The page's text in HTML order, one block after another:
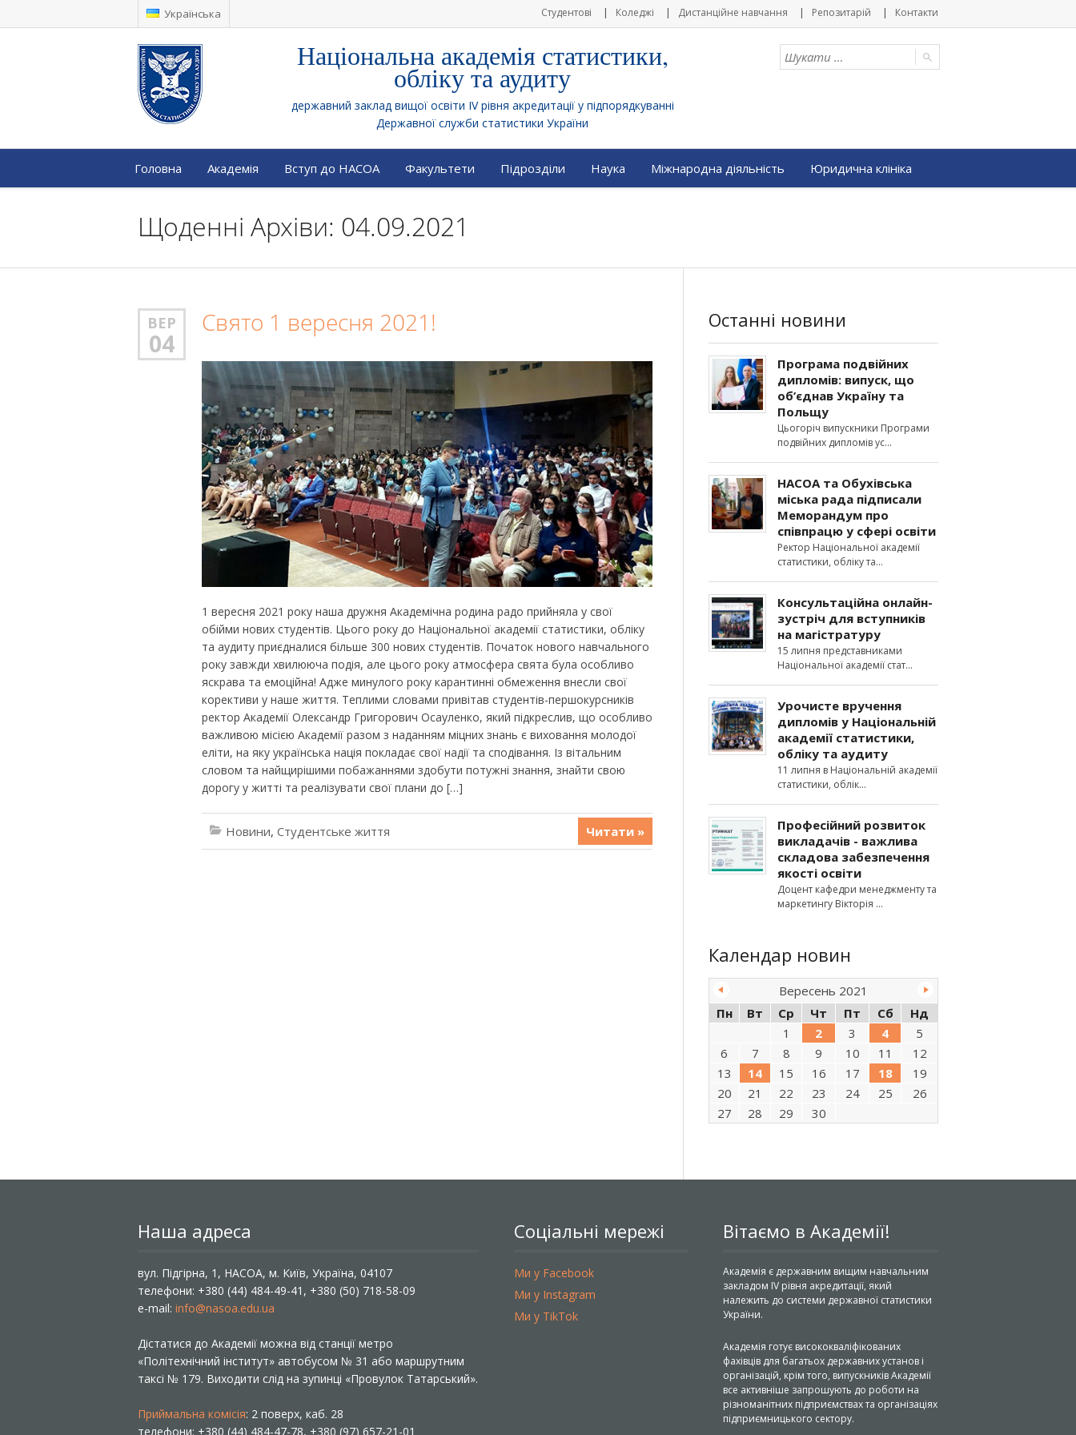
Українська Студентові Коледжі Дистанційне навчання Репозитарій Контакти
Національна академія статистики,
обліку та аудиту
державний заклад вищої освіти IV рівня акредитації у підпорядкуванні
Державної служби статистики України
Головна Академія Вступ до НАСОА Факультети Підрозділи Наука Міжнародна діяльність Юридична клініка
Щоденні Архіви: 04.09.2021
ВЕР
04
Свято 1 вересня 2021!
1 вересня 2021 року наша дружня Академічна родина радо прийняла у свої
обійми нових студентів. Цього року до Національної академії статистики, обліку
та аудиту приєдналися більше 300 нових студентів. Початок нового навчального
року завжди хвилююча подія, але цього року атмосфера свята була особливо
яскрава та емоційна! Адже минулого року карантинні обмеження внесли свої
корективи у наше життя. Теплими словами привітав студентів-першокурсників
ректор Академії Олександр Григорович Осауленко, який підкреслив, що особливо
важливою місією Академії разом з наданням міцних знань є виховання молодої
еліти, на яку українська нація покладає свої надії та сподівання. Із вітальним
словом та найщирішими побажаннями здобути потужні знання, знайти свою
дорогу у житті та реалізувати свої плани до […]
Новини, Студентське життя Читати »
Останні новини
Програма подвійних
дипломів: випуск, що
об’єднав Україну та
Польщу
Цьогоріч випускники Програми
подвійних дипломів ус
НАСОА та Обухівська
міська рада підписали
Меморандум про
співпрацю у сфері освіти
Ректор Національної академії
статистики, обліку та
Консультаційна онлайн-
зустріч для вступників
на магістратуру
15 липня представниками
Національної академії стат
Урочисте вручення
дипломів у Національній
академії статистики,
обліку та аудиту
11 липня в Національній академії
статистики, облік
Професійний розвиток
викладачів - важлива
складова забезпечення
якості освіти
Доцент кафедри менеджменту та
маркетингу Вікторія
Календар новин
Вересень 2021
Пн
Вт Ср Чт Пт Сб
Нд
1
2 3 4
5
6
7 8 9 10 11
12
13
14 15 16 17 18
19
20
21 22 23 24 25
26
27
28 29 30
Наша адреса
вул. Підгірна, 1, НАСОА, м. Київ, Україна, 04107
телефони: +380 (44) 484-49-41, +380 (50) 718-58-09
e-mail: info@nasoa.edu.ua
Дістатися до Академії можна від станції метро
«Політехнічний інститут» автобусом № 31 або маршрутним
таксі № 179. Виходити слід на зупинці «Провулок Татарський».
Приймальна комісія: 2 поверх, каб. 28
телефони: +380 (44) 484-47-78, +380 (97) 657-21-01
Соціальні мережі
Ми у Facebook
Ми у Instagram
Ми у TikTok
Вітаємо в Академії!
Академія є державним вищим навчальним
закладом IV рівня акредитації, який
належить до системи державної статистики
України.
Академія готує висококваліфікованих
фахівців для багатьох державних установ і
організацій, крім того, випускників Академії
все активніше запрошують до роботи на
різноманітних підприємствах та організаціях
підприємницького сектору.